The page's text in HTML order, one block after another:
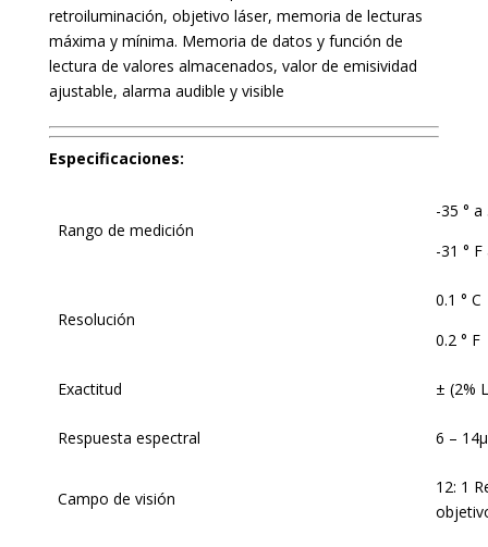
retroiluminación, objetivo láser, memoria de lecturas
máxima y mínima. Memoria de datos y función de
lectura de valores almacenados, valor de emisividad
ajustable, alarma audible y visible
Especificaciones:
Rango de medición
-35 ° a
-31 ° F
Resolución
0.1 ° C
0.2 ° F
Exactitud ± (2%
Respuesta espectral 6 –
Campo de visión
12: 1